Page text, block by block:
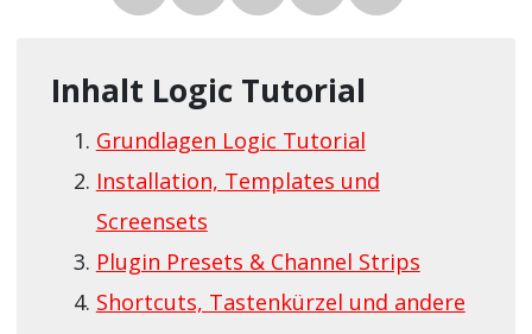
Inhalt Logic Tutorial
Grundlagen Logic Tutorial
Installation, Templates und
Screensets
Plugin Presets & Channel Strips
Shortcuts, Tastenkürzel und andere